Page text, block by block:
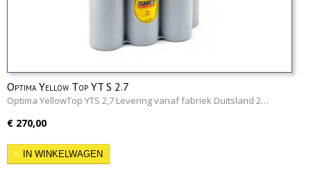
Optima Yellow Top YT S 2.7
Optima YellowTop YTS 2,7 Levering vanaf fabriek Duitsland 2…
€ 270,00
IN WINKELWAGEN